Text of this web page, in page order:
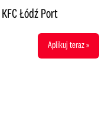
Łódź Port
Aplikuj teraz »